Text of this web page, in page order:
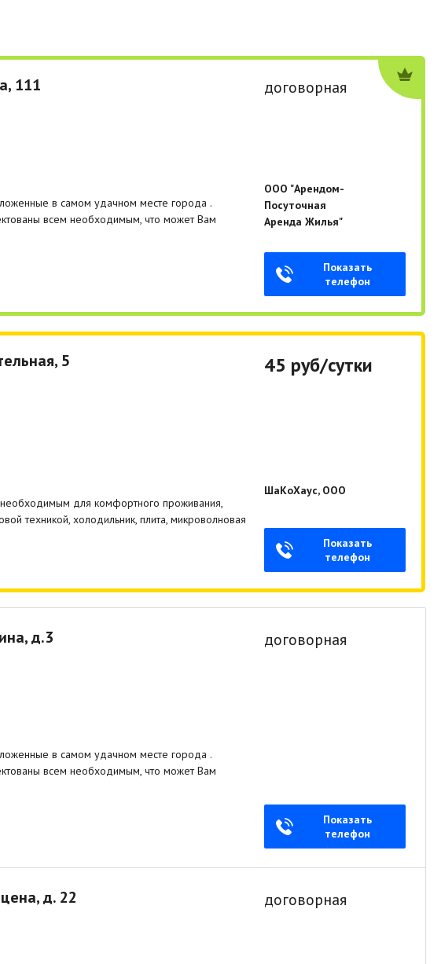
111
в самом удачном месте города .
всем необходимым, что может Вам
договорная
ООО "Арендом-
Посуточная
Аренда Жилья"
Показать
телефон
5
для комфортного проживания,
техникой, холодильник, плита, микроволновая
45 руб/сутки
ШаКоХаус, ООО
Показать
телефон
д.3
в самом удачном месте города .
всем необходимым, что может Вам
договорная
Показать
телефон
д. 22 договорная